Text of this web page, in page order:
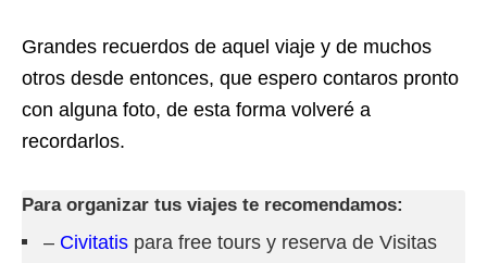
Grandes recuerdos de aquel viaje y de muchos
otros desde entonces, que espero contaros pronto
con alguna foto, de esta forma volveré a
recordarlos.
Para organizar tus viajes te recomendamos:
– Civitatis para free tours y reserva de Visitas